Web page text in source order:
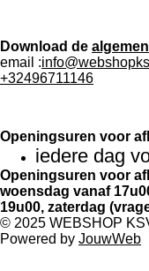
Download de
email :
+32496711146
Openingsuren voor
iedere dag
Openingsuren voor
woensdag vanaf
19u00, zaterdag
© 2025 WEBSHOP
Powered by JouwWeb